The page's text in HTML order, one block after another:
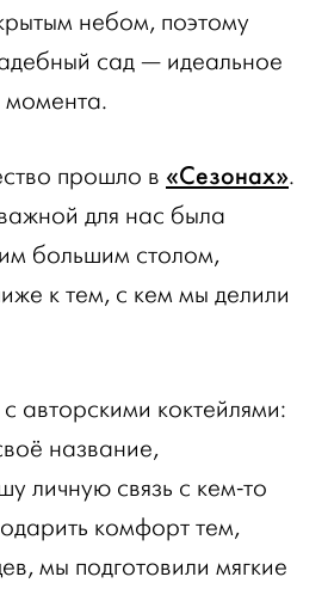
небом, поэтому
сад — идеальное
момента.
прошло в «Сезонах».
для нас была
большим столом,
к тем, с кем мы делили
авторскими коктейлями:
название,
личную связь с кем-то
комфорт тем,
мы подготовили мягкие